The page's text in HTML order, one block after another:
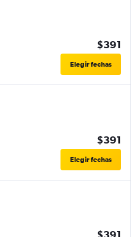
$391
Elegir fechas
$391
Elegir fechas
$391